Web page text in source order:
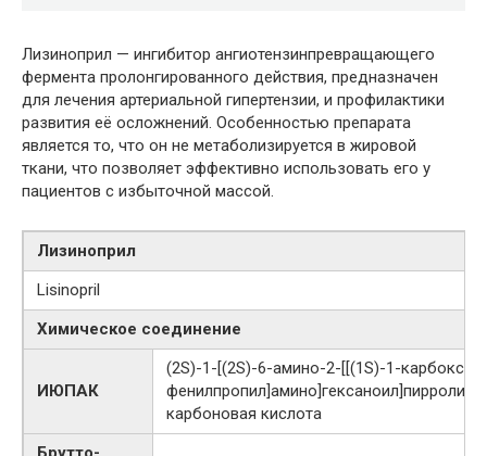
Лизиноприл — ингибитор ангиотензинпревращающего
фермента пролонгированного действия, предназначен
для лечения артериальной гипертензии, и профилактики
развития её осложнений. Особенностью препарата
является то, что он не метаболизируется в жировой
ткани, что позволяет эффективно использовать его у
пациентов с избыточной массой.
Лизиноприл
Lisinopril
Химическое соединение
ИЮПАК
(2S)-1-[(2S)-6-амино-2-[[(1S)-1-карбокси-
карбоновая кислота